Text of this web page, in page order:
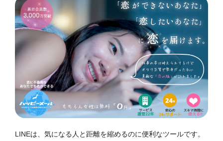
LINEは、気になる人と距離を縮めるのに便利なツールです。